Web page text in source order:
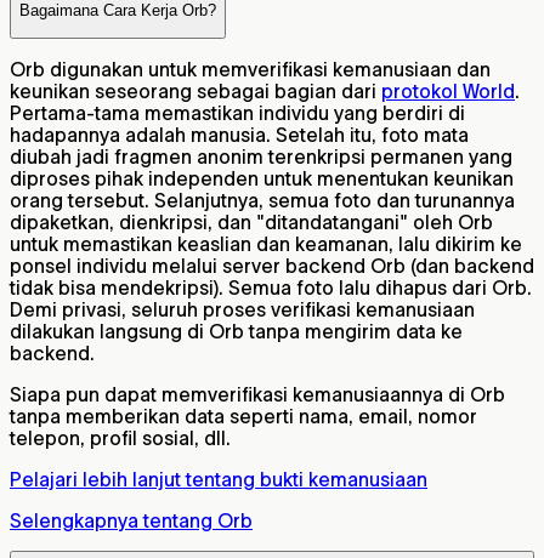
Bagaimana Cara Kerja Orb?
Orb digunakan untuk memverifikasi kemanusiaan dan
keunikan seseorang sebagai bagian dari protokol World.
Pertama-tama memastikan individu yang berdiri di
hadapannya adalah manusia. Setelah itu, foto mata
diubah jadi fragmen anonim terenkripsi permanen yang
diproses pihak independen untuk menentukan keunikan
orang tersebut. Selanjutnya, semua foto dan turunannya
dipaketkan, dienkripsi, dan "ditandatangani" oleh Orb
untuk memastikan keaslian dan keamanan, lalu dikirim ke
ponsel individu melalui server backend Orb (dan backend
tidak bisa mendekripsi). Semua foto lalu dihapus dari Orb.
Demi privasi, seluruh proses verifikasi kemanusiaan
dilakukan langsung di Orb tanpa mengirim data ke
backend.
Siapa pun dapat memverifikasi kemanusiaannya di Orb
tanpa memberikan data seperti nama, email, nomor
telepon, profil sosial, dll.
Pelajari lebih lanjut tentang bukti kemanusiaan
Selengkapnya tentang Orb